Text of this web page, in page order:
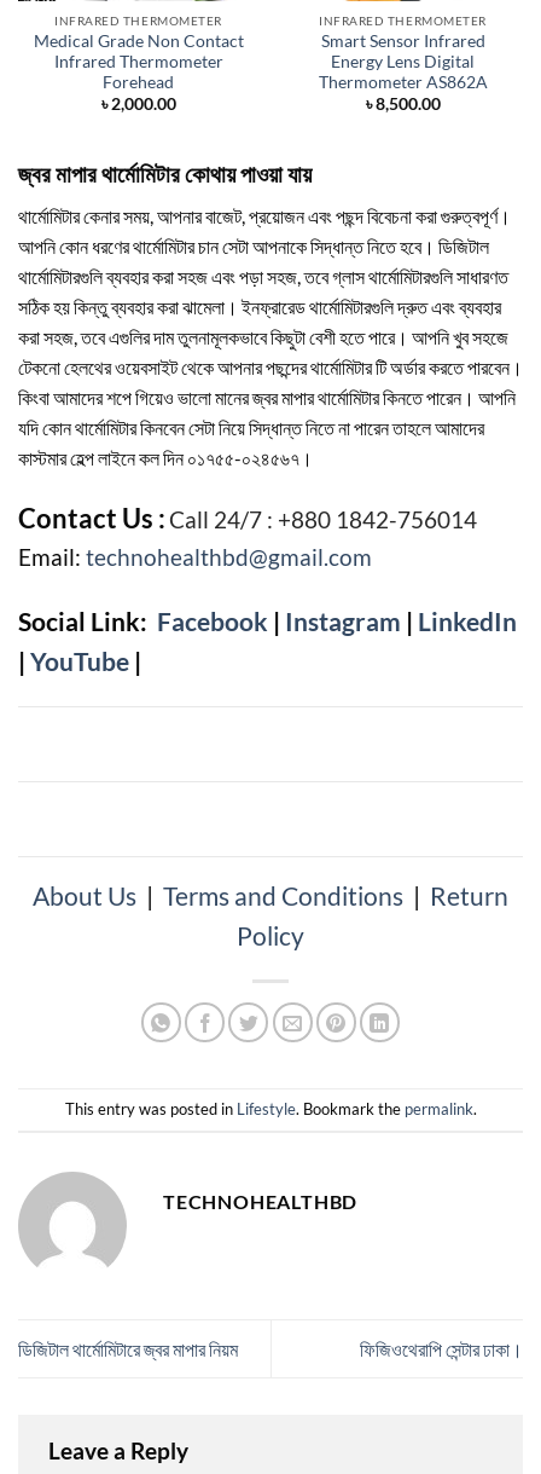
INFRARED THERMOMETER
Medical Grade Non Contact
Infrared Thermometer
Forehead
৳2,000.00
INFRARED THERMOMETER
Smart Sensor Infrared
Energy Lens Digital
Thermometer AS862A
৳8,500.00
জ্বর মাপার থার্মোমিটার কোথায় পাওয়া যায়
থার্মোমিটার কেনার সময়, আপনার বাজেট, প্রয়োজন এবং পছন্দ বিবেচনা করা গুরুত্বপূর্ণ।
আপনি কোন ধরণের থার্মোমিটার চান সেটা আপনাকে সিদ্ধান্ত নিতে হবে। ডিজিটাল
থার্মোমিটারগুলি ব্যবহার করা সহজ এবং পড়া সহজ, তবে গ্লাস থার্মোমিটারগুলি সাধারণত
সঠিক হয় কিন্তু ব্যবহার করা ঝামেলা। ইনফ্রারেড থার্মোমিটারগুলি দ্রুত এবং ব্যবহার
করা সহজ, তবে এগুলির দাম তুলনামূলকভাবে কিছুটা বেশী হতে পারে। আপনি খুব সহজে
টেকনো হেলথের ওয়েবসাইট থেকে আপনার পছন্দের থার্মোমিটার টি অর্ডার করতে পারবেন।
কিংবা আমাদের শপে গিয়েও ভালো মানের জ্বর মাপার থার্মোমিটার কিনতে পারেন। আপনি
যদি কোন থার্মোমিটার কিনবেন সেটা নিয়ে সিদ্ধান্ত নিতে না পারেন তাহলে আমাদের
কাস্টমার হেল্প লাইনে কল দিন ০১৭৫৫-০২৪৫৬৭।
Contact Us : Call 24/7 : +880 1842-756014
Email: technohealthbd@gmail.com
Social Link: Facebook | Instagram | LinkedIn
| YouTube |
About Us | Terms and Conditions | Return
Policy
This entry was posted in Lifestyle. Bookmark the permalink.
TECHNOHEALTHBD
ডিজিটাল থার্মোমিটারে জ্বর মাপার নিয়ম ফিজিওথেরাপি সেন্টার ঢাকা।
Leave a Reply